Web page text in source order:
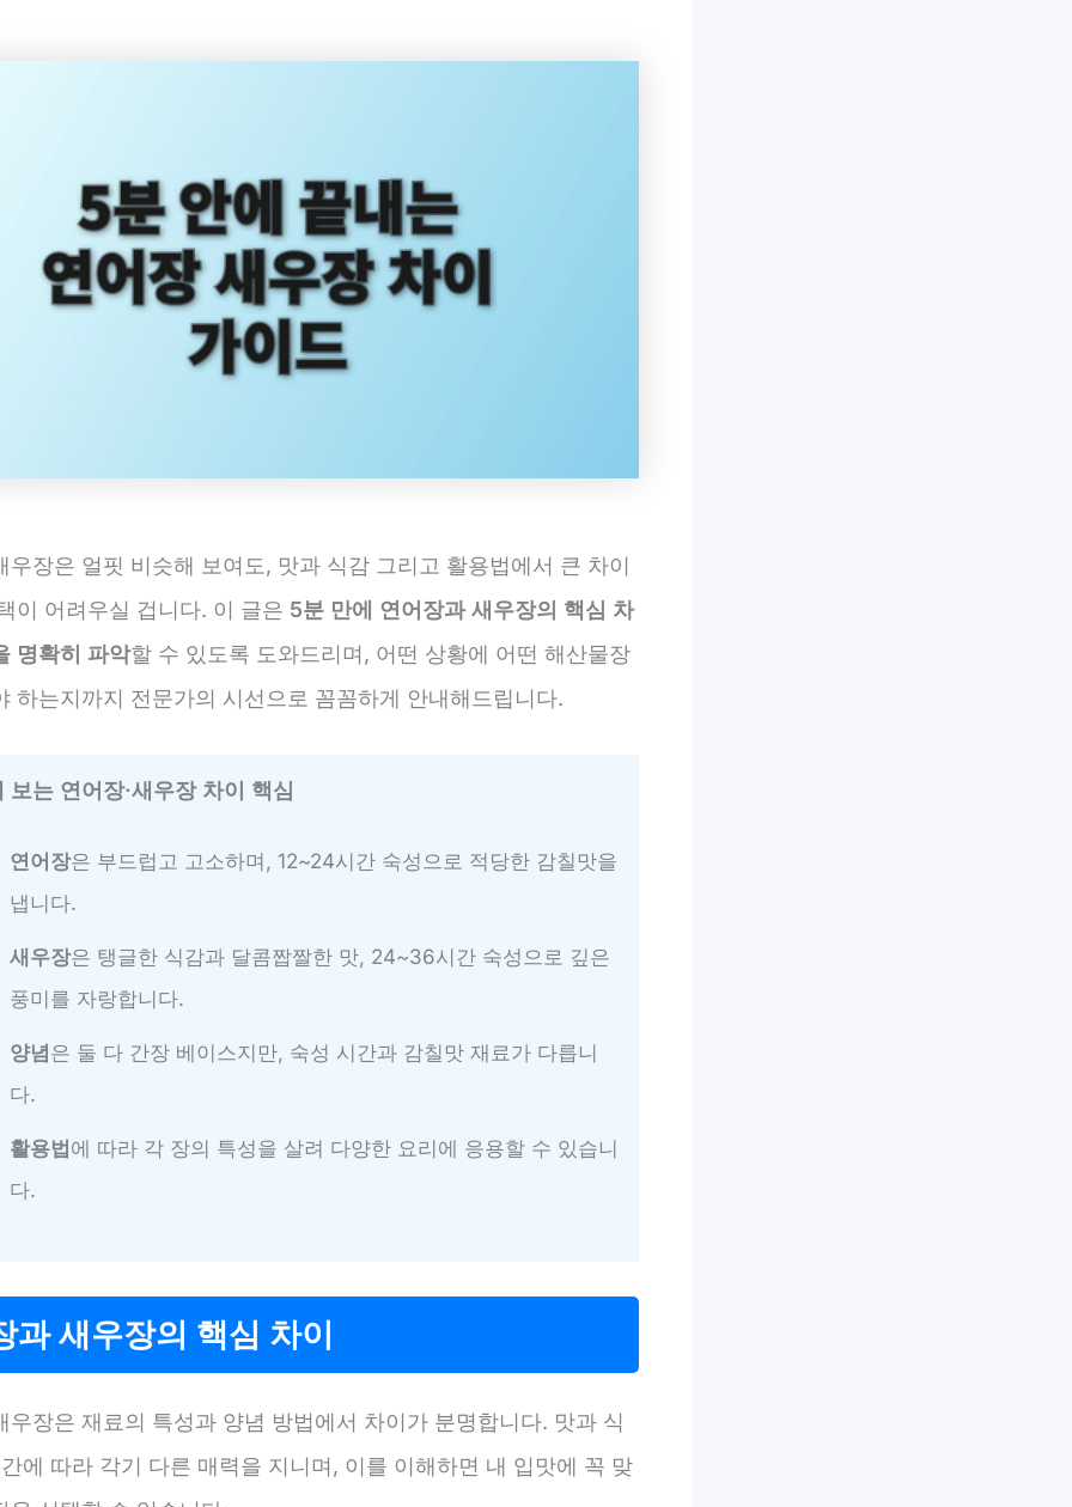
우장은 얼핏 비슷해 보여도, 맛과 식감 그리고 활용법에서 큰 차이
이 어려우실 겁니다. 이 글은 5분 만에 연어장과 새우장의 핵심 차
명확히 파악할 수 있도록 도와드리며, 어떤 상황에 어떤 해산물장
하는지까지 전문가의 시선으로 꼼꼼하게 안내해드립니다.
보는 연어장·새우장 차이 핵심
연어장은 부드럽고 고소하며, 12~24시간 숙성으로 적당한 감칠맛을
냅니다.
새우장은 탱글한 식감과 달콤짭짤한 맛, 24~36시간 숙성으로 깊은
풍미를 자랑합니다.
양념 은 둘 다 간장 베이스지만, 숙성 시간과 감칠맛 재료가 다릅니
다.
활용법 에 따라 각 장의 특성을 살려 다양한 요리에 응용할 수 있습니
다.
과 새우장의 핵심 차이
우장은 재료의 특성과 양념 방법에서 차이가 분명합니다. 맛과 식
에 따라 각기 다른 매력을 지니며, 이를 이해하면 내 입맛에 꼭 맞